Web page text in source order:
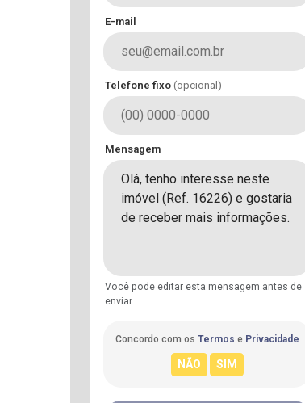
E-mail
Telefone fixo (opcional)
Mensagem
Você pode editar esta mensagem antes de
enviar.
Concordo com os Termos e Privacidade